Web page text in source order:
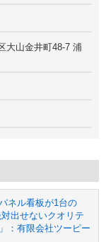
大山金井町48-7 浦
ネル看板が1台の
出せないクオリテ
：有限会社ツーピー